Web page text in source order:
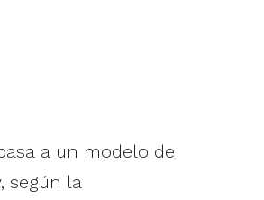
a un modelo de
según la